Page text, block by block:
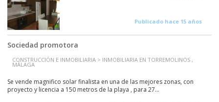
Publicado hace 15 años
Sociedad promotora
CONSTRUCCIÓN E INMOBILIARIA > INMOBILIARIA EN TORREMOLINOS ,
MÁLAGA
Se vende magnifico solar finalista en una de las mejores zonas, con
proyecto y licencia a 150 metros de la playa , para 27...